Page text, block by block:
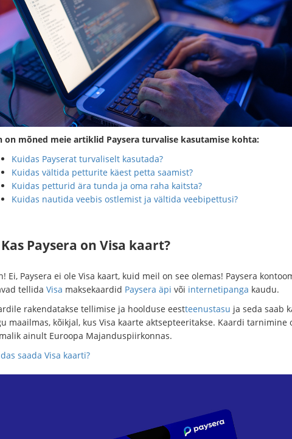
on mõned meie artiklid Paysera turvalise kasutamise kohta:
Kuidas Payserat turvaliselt kasutada?
Kuidas vältida petturite käest petta saamist?
Kuidas petturid ära tunda ja oma raha kaitsta?
Kuidas nautida veebis ostlemist ja vältida veebipettusi?
Paysera on Visa kaart?
Ei, Paysera ei ole Visa kaart, kuid meil on see olemas! Paysera
tellida Visa maksekaardid Paysera äpi või internetipanga kaudu.
rakendatakse tellimise ja hoolduse eestteenustasu ja seda saab
maailmas, kõikjal, kus Visa kaarte aktsepteeritakse. Kaardi tarnimine
ainult Euroopa Majanduspiirkonnas.
saada Visa kaarti?